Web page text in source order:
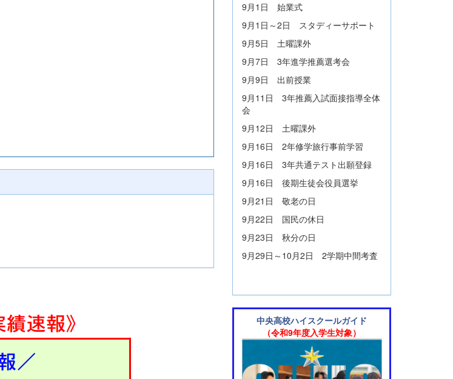
9月1日 始業式
9月1日～2日 スタディーサポート
9月5日 土曜課外
9月7日 3年進学推薦選考会
9月9日 出前授業
9月11日 3年推薦入試面接指導全体
会
9月12日 土曜課外
9月16日 2年修学旅行事前学習
9月16日 3年共通テスト出願登録
9月16日 後期生徒会役員選挙
9月21日 敬老の日
9月22日 国民の休日
9月23日 秋分の日
9月29日～10月2日 2学期中間考査
中央高校ハイスクールガイド
（令和9年度入学生対象）